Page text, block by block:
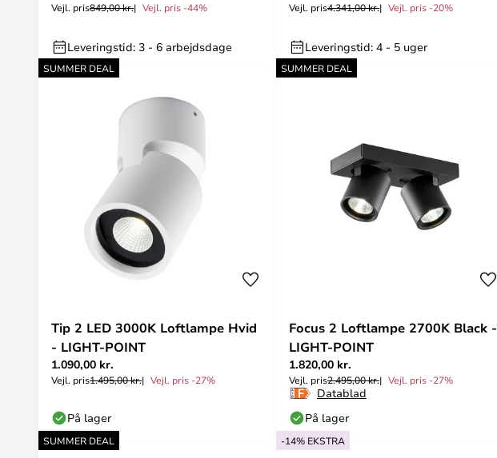
Vejl. pris849,00 kr. Vejl. pris -44%
Leveringstid: 3 - 6 arbejdsdage
Vejl. pris4.341,00 kr. Vejl. pris -20%
Leveringstid: 4 - 5 uger
SUMMER DEAL
Tip 2 LED 3000K Loftlampe Hvid
- LIGHT-POINT
1.090,00 kr.
Vejl. pris1.495,00 kr. Vejl. pris -27%
På lager
SUMMER DEAL
Focus 2 Loftlampe 2700K Black -
LIGHT-POINT
1.820,00 kr.
Vejl. pris2.495,00 kr. Vejl. pris -27%
Datablad
På lager
SUMMER DEAL -14% EKSTRA